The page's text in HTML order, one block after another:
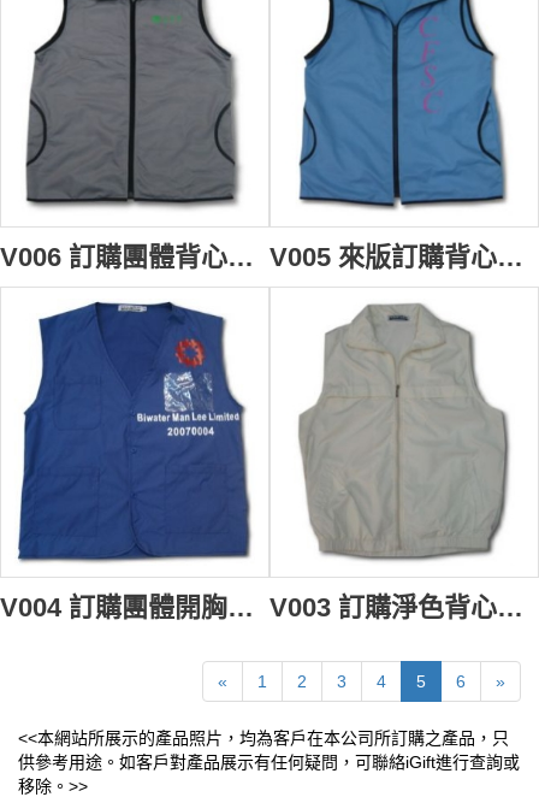
V006 訂購團體背心褸 設計開胸背心 自訂背心制服外套 rash vest 淨色背心批發 V005 來版訂購背心外套 訂製職業背心褸 訂做公司背心 背心批發商
V004 訂購團體開胸背心褸 設計背心款式 訂購員工背心制服 淨色背心批發 vest safety vest V003 訂購淨色背心制服 訂製開胸背心褸 purchase vest 背心批發
« 1 2 3 4 5 6 »
<<本網站所展示的產品照片，均為客戶在本公司所訂購之產品，只
供參考用途。如客戶對產品展示有任何疑問，可聯絡iGift進行查詢或
移除。>>